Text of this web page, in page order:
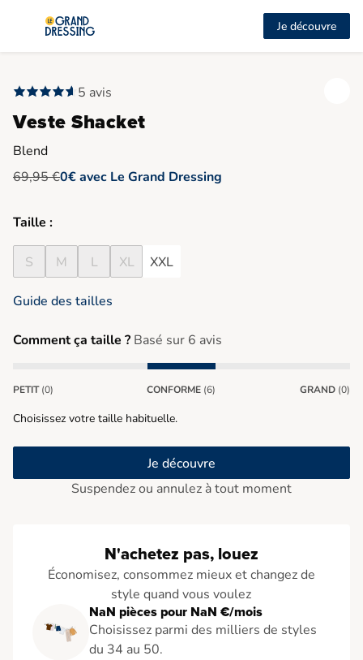
Je découvre
5 avis
Veste Shacket
Blend
69,95 €0€ avec Le Grand Dressing
Taille :
S M L XL XXL
Guide des tailles
Comment ça taille ? Basé sur 6 avis
PETIT (0) CONFORME (6) GRAND (0)
Choisissez votre taille habituelle.
Je découvre
Suspendez ou annulez à tout moment
N'achetez pas, louez
Économisez, consommez mieux et changez de
style quand vous voulez
NaN pièces pour NaN €/mois
Choisissez parmi des milliers de styles
du 34 au 50.